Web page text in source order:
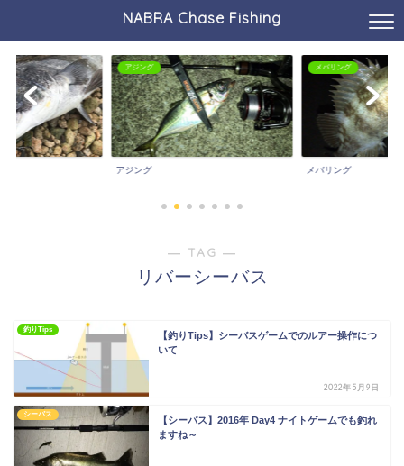
NABRA Chase Fishing
アジング
アジング
メバリング
メバリング
― TAG ―
リバーシーバス
釣りTips
【釣りTips】シーバスゲームでのルアー操作につ
いて
2022年5月9日
シーバス
【シーバス】2016年 Day4 ナイトゲームでも釣れ
ますね～